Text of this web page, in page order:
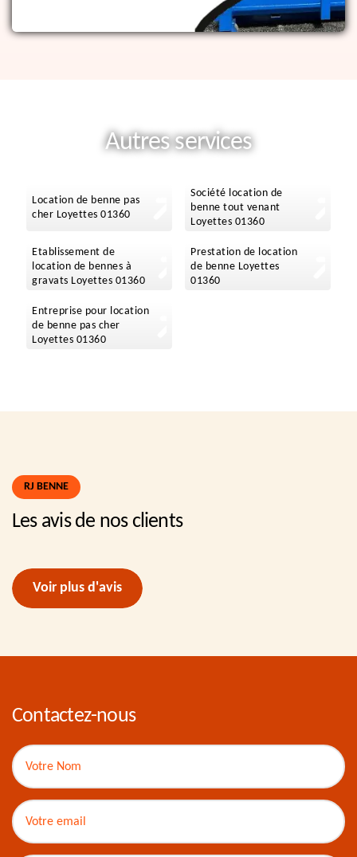
Autres services
Location de benne pas
cher Loyettes 01360
Société location de
benne tout venant
Loyettes 01360
Etablissement de
location de bennes à
gravats Loyettes 01360
Prestation de location
de benne Loyettes
01360
Entreprise pour location
de benne pas cher
Loyettes 01360
RJ BENNE
Les avis de nos clients
Voir plus d'avis
Contactez-nous